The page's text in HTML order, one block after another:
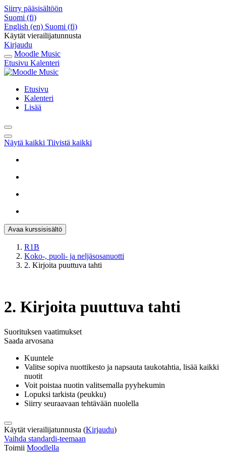
Siirry pääsisältöön
Suomi ‎(fi)‎
English ‎(en)‎ Suomi ‎(fi)‎
Käytät vierailijatunnusta
Kirjaudu
Moodle Music
Etusivu Kalenteri
Etusivu
Kalenteri
Lisää
Näytä kaikki Tiivistä kaikki
Avaa kurssisisältö
R1B
Koko-, puoli- ja neljäsosanuotti
2. Kirjoita puuttuva tahti
2. Kirjoita puuttuva tahti
Suorituksen vaatimukset
Saada arvosana
Kuuntele
Valitse sopiva nuottikesto ja napsauta taukotahtia, lisää kaikki
nuotit
Voit poistaa nuotin valitsemalla pyyhekumin
Lopuksi tarkista (peukku)
Siirry seuraavaan tehtävään nuolella
Käytät vierailijatunnusta (Kirjaudu)
Vaihda standardi-teemaan
Toimii Moodlella